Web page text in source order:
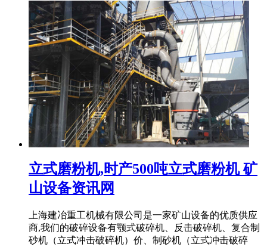
立式磨粉机,时产500吨立式磨粉机 矿
山设备资讯网
上海建冶重工机械有限公司是一家矿山设备的优质供应
商,我们的破碎设备有颚式破碎机、反击破碎机、复合制
砂机（立式冲击破碎机）价、制砂机（立式冲击破碎